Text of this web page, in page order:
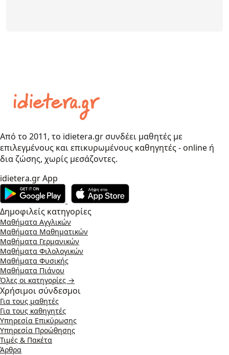
Από το 2011, το idietera.gr συνδέει μαθητές με
επιλεγμένους και επικυρωμένους καθηγητές - online ή
δια ζώσης, χωρίς μεσάζοντες.
idietera.gr App
Δημοφιλείς κατηγορίες
Μαθήματα Αγγλικών
Μαθήματα Μαθηματικών
Μαθήματα Γερμανικών
Μαθήματα Φιλολογικών
Μαθήματα Φυσικής
Μαθήματα Πιάνου
Όλες οι κατηγορίες →
Χρήσιμοι σύνδεσμοι
Για τους μαθητές
Για τους καθηγητές
Υπηρεσία Επικύρωσης
Υπηρεσία Προώθησης
Τιμές & Πακέτα
Άρθρα